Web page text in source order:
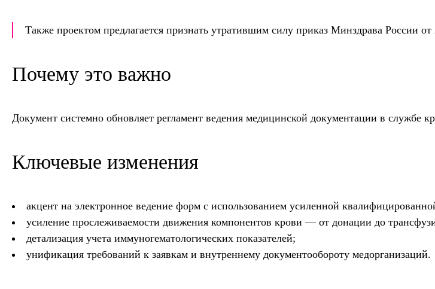
Также проектом предлагается признать утратившим силу приказ Минздрава России
Почему это важно
Документ системно обновляет регламент ведения медицинской документации в службе
Ключевые изменения
акцент на электронное ведение форм с использованием усиленной
усиление прослеживаемости движения компонентов крови — от донации до
детализация учета иммуногематологических показателей;
унификация требований к заявкам и внутреннему документообороту медорганизаций.